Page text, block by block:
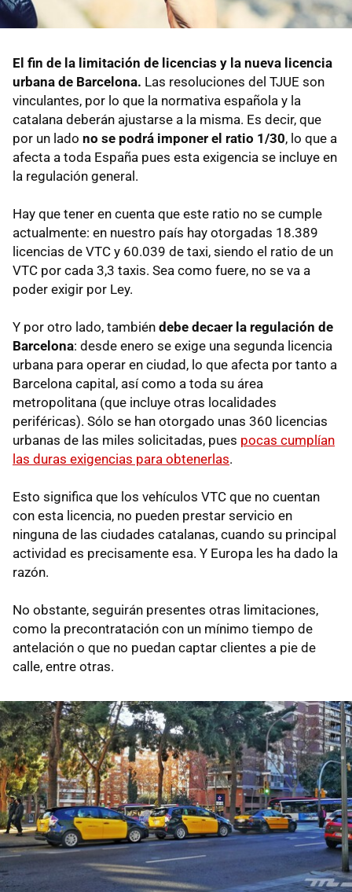
El fin de la limitación de licencias y la nueva licencia
urbana de Barcelona. Las resoluciones del TJUE son
vinculantes, por lo que la normativa española y la
catalana deberán ajustarse a la misma. Es decir, que
por un lado no se podrá imponer el ratio 1/30, lo que a
afecta a toda España pues esta exigencia se incluye en
la regulación general.
Hay que tener en cuenta que este ratio no se cumple
actualmente: en nuestro país hay otorgadas 18.389
licencias de VTC y 60.039 de taxi, siendo el ratio de un
VTC por cada 3,3 taxis. Sea como fuere, no se va a
poder exigir por Ley.
Y por otro lado, también debe decaer la regulación de
Barcelona: desde enero se exige una segunda licencia
urbana para operar en ciudad, lo que afecta por tanto a
Barcelona capital, así como a toda su área
metropolitana (que incluye otras localidades
periféricas). Sólo se han otorgado unas 360 licencias
urbanas de las miles solicitadas, pues pocas cumplían
las duras exigencias para obtenerlas.
Esto significa que los vehículos VTC que no cuentan
con esta licencia, no pueden prestar servicio en
ninguna de las ciudades catalanas, cuando su principal
actividad es precisamente esa. Y Europa les ha dado la
razón.
No obstante, seguirán presentes otras limitaciones,
como la precontratación con un mínimo tiempo de
antelación o que no puedan captar clientes a pie de
calle, entre otras.